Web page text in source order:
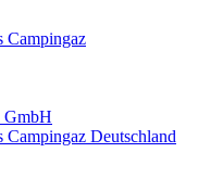
Campingaz
GmbH
Campingaz Deutschland